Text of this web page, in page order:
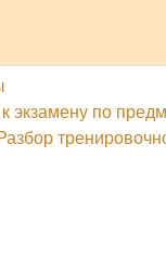
экзамену по